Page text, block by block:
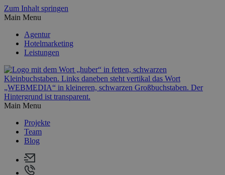
Zum Inhalt springen
Main Menu
Agentur
Hotelmarketing
Leistungen
Main Menu
Projekte
Team
Blog